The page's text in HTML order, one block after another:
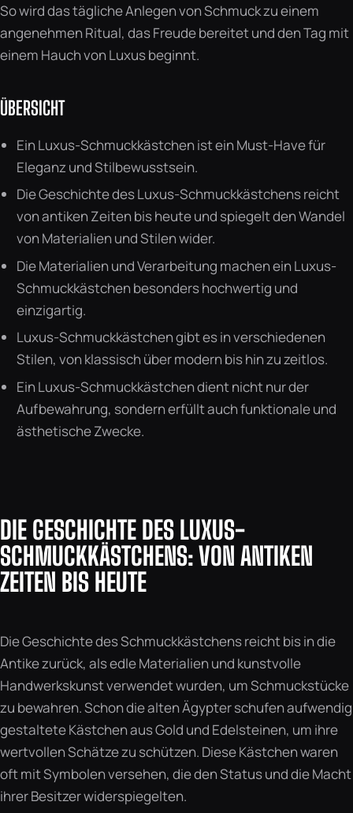
So wird das tägliche Anlegen von Schmuck zu einem
angenehmen Ritual, das Freude bereitet und den Tag mit
einem Hauch von Luxus beginnt.
ÜBERSICHT
Ein Luxus-Schmuckkästchen ist ein Must-Have für
Eleganz und Stilbewusstsein.
Die Geschichte des Luxus-Schmuckkästchens reicht
von antiken Zeiten bis heute und spiegelt den Wandel
von Materialien und Stilen wider.
Die Materialien und Verarbeitung machen ein Luxus-
Schmuckkästchen besonders hochwertig und
einzigartig.
Luxus-Schmuckkästchen gibt es in verschiedenen
Stilen, von klassisch über modern bis hin zu zeitlos.
Ein Luxus-Schmuckkästchen dient nicht nur der
Aufbewahrung, sondern erfüllt auch funktionale und
ästhetische Zwecke.
DIE GESCHICHTE DES LUXUS-
SCHMUCKKÄSTCHENS: VON ANTIKEN
ZEITEN BIS HEUTE
Die Geschichte des Schmuckkästchens reicht bis in die
Antike zurück, als edle Materialien und kunstvolle
Handwerkskunst verwendet wurden, um Schmuckstücke
zu bewahren. Schon die alten Ägypter schufen aufwendig
gestaltete Kästchen aus Gold und Edelsteinen, um ihre
wertvollen Schätze zu schützen. Diese Kästchen waren
oft mit Symbolen versehen, die den Status und die Macht
ihrer Besitzer widerspiegelten.